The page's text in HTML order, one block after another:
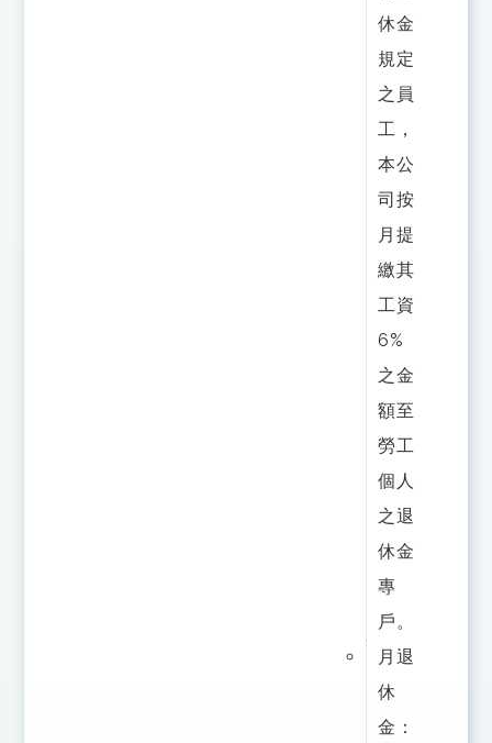
休金
規定
之員
工，
本公
司按
月提
繳其
工資
6%
之金
額至
勞工
個人
之退
休金
專
戶。
月退
休
金：